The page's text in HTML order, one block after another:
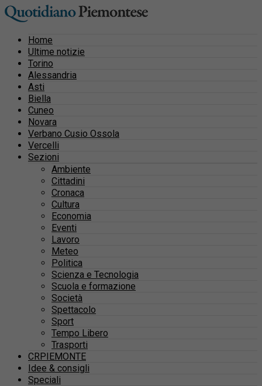
Home
Ultime notizie
Torino
Alessandria
Asti
Biella
Cuneo
Novara
Verbano Cusio Ossola
Vercelli
Sezioni
Ambiente
Cittadini
Cronaca
Cultura
Economia
Eventi
Lavoro
Meteo
Politica
Scienza e Tecnologia
Scuola e formazione
Società
Spettacolo
Sport
Tempo Libero
Trasporti
CRPIEMONTE
Idee & consigli
Speciali